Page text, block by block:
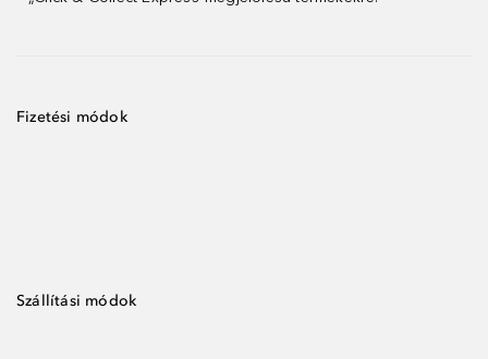
Fizetési módok
Szállítási módok